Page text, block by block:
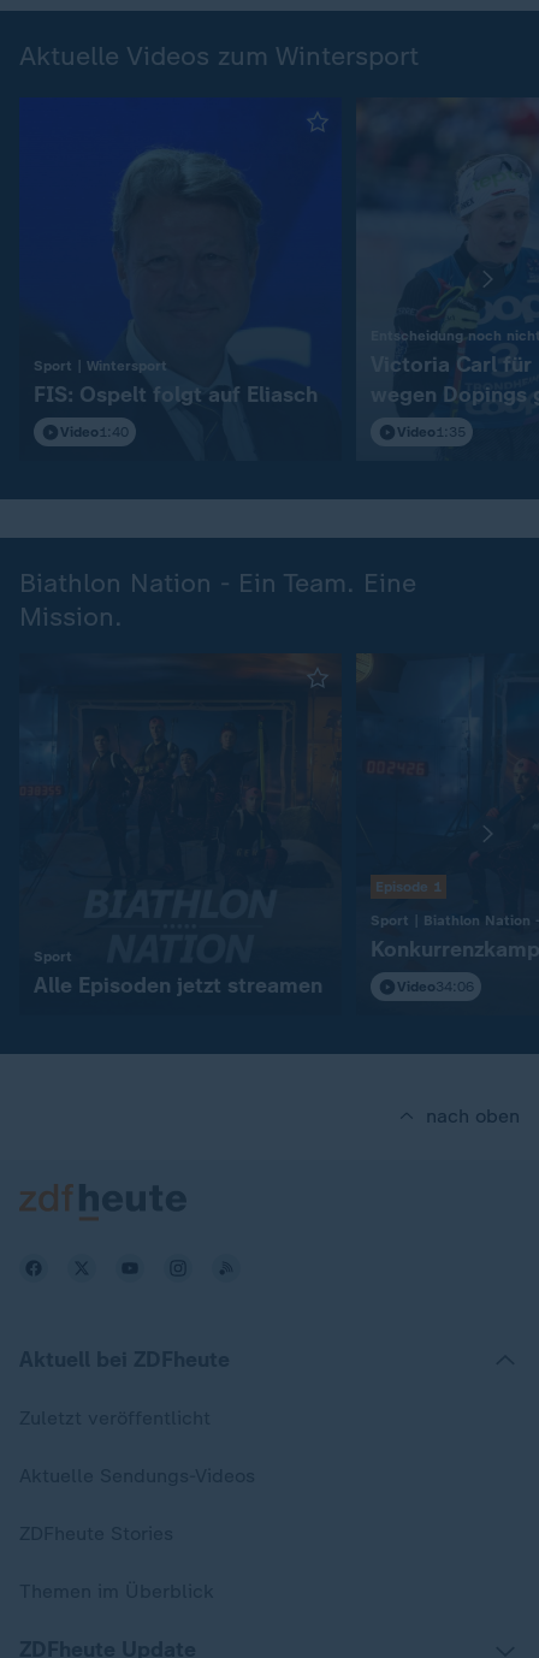
Aktuelle Videos zum Wintersport
Sport | Wintersport
FIS: Ospelt folgt auf Eliasch
Video 1:40
Entscheidung noch
Victoria Carl
wegen
Video 1:35
Biathlon Nation - Ein Team. Eine
Mission.
Sport
Alle Episoden jetzt streamen
Episode 1
Video34:06
nach oben